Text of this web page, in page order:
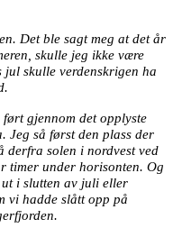
Det ble sagt meg at det år
skulle jeg ikke være
jul skulle verdenskrigen ha
gjennom det opplyste
Jeg så først den plass der
derfra solen i nordvest ved
timer under horisonten. Og
i slutten av juli eller
vi hadde slått opp på